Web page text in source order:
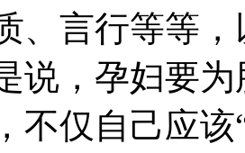
、言行等等
说，孕妇要
不仅自己应